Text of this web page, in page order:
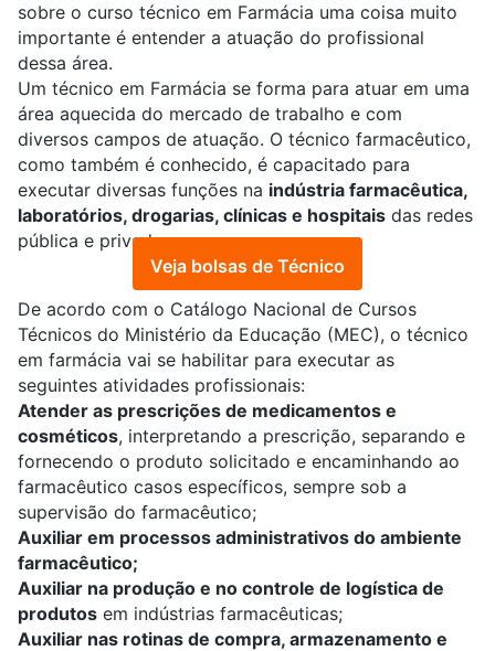
sobre o curso técnico em Farmácia uma coisa muito
importante é entender a atuação do profissional
dessa área.
Um técnico em Farmácia se forma para atuar em uma
área aquecida do mercado de trabalho e com
diversos campos de atuação. O técnico farmacêutico,
como também é conhecido, é capacitado para
executar diversas funções na indústria farmacêutica,
laboratórios, drogarias, clínicas e hospitais das redes
pública e privada.
Veja bolsas de Técnico
De acordo com o Catálogo Nacional de Cursos
Técnicos do Ministério da Educação (MEC), o técnico
em farmácia vai se habilitar para executar as
seguintes atividades profissionais:
Atender as prescrições de medicamentos e
cosméticos, interpretando a prescrição, separando e
fornecendo o produto solicitado e encaminhando ao
farmacêutico casos específicos, sempre sob a
supervisão do farmacêutico;
Auxiliar em processos administrativos do ambiente
farmacêutico;
Auxiliar na produção e no controle de logística de
produtos em indústrias farmacêuticas;
Auxiliar nas rotinas de compra, armazenamento e